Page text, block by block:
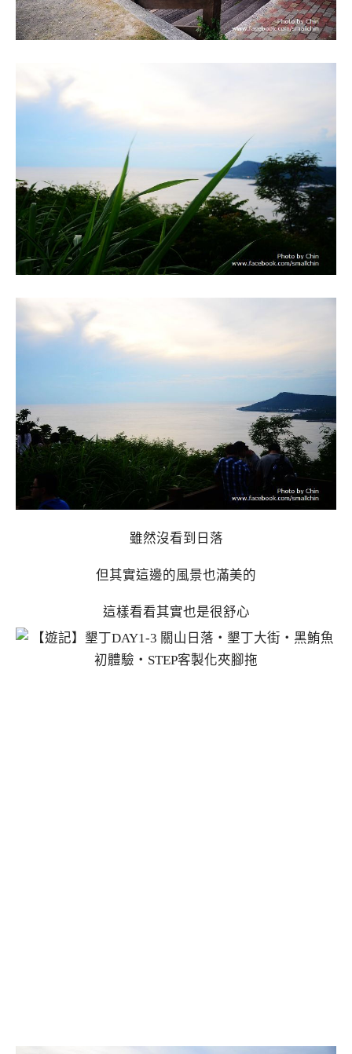
雖然沒看到日落
但其實這邊的風景也滿美的
這樣看看其實也是很舒心